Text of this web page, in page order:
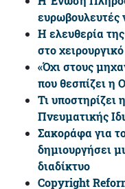
ευρωβουλευτές
Η ελευθερία
στο
«Όχι στους
που θεσπίζει η
Τι υποστηρίζει
Πνευματικής
Σακοράφα για
δημιουργήσει
διαδίκτυο
Copyright